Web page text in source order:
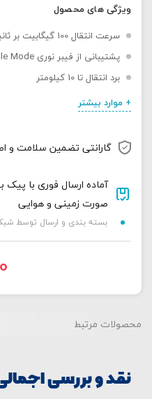
ویژگی های محصول
سرعت انتقال 100 گیگابیت بر ثانیه (100Gbps)
پشتیبانی از فیبر نوری Single Mode
برد انتقال تا 10 کیلومتر
+ موارد بیشتر
گارانتی تضمین سلامت و
آماده ارسال فوری با پیک
صورت زمینی و هوایی
بسته بندی و ارسال توسط
محصولات مرتبط
نقد و بررسی